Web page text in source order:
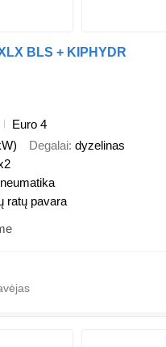
BLS + KIPHYDR
Euro 4
Degalai dyzelinas
ratų pavara